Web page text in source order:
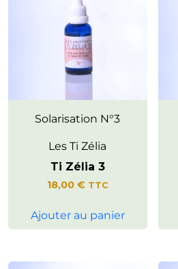
Soutient l’élan naturel d’agir
pour soi-même comme dans la
Accompagne l’expression
d’une énergie vivante, joyeuse
Solarisation N°3
Les Ti Zélia
Ti Zélia 3
18,00 € TTC
Ajouter au panier